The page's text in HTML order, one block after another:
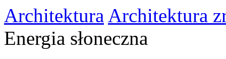
Architektura Architektura
Energia słoneczna